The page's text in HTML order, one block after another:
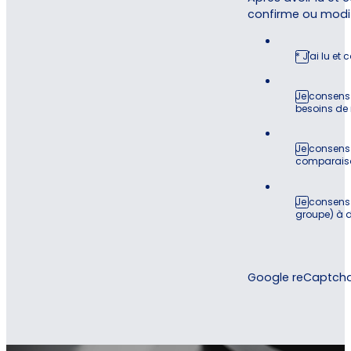
confirme ou
* J'ai lu et
Je
besoins de
Je
Je
groupe) à
Google